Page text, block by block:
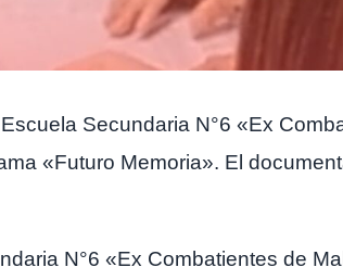
Secundaria N°6 «Ex
«Futuro Memoria». El
N°6 «Ex Combatientes de